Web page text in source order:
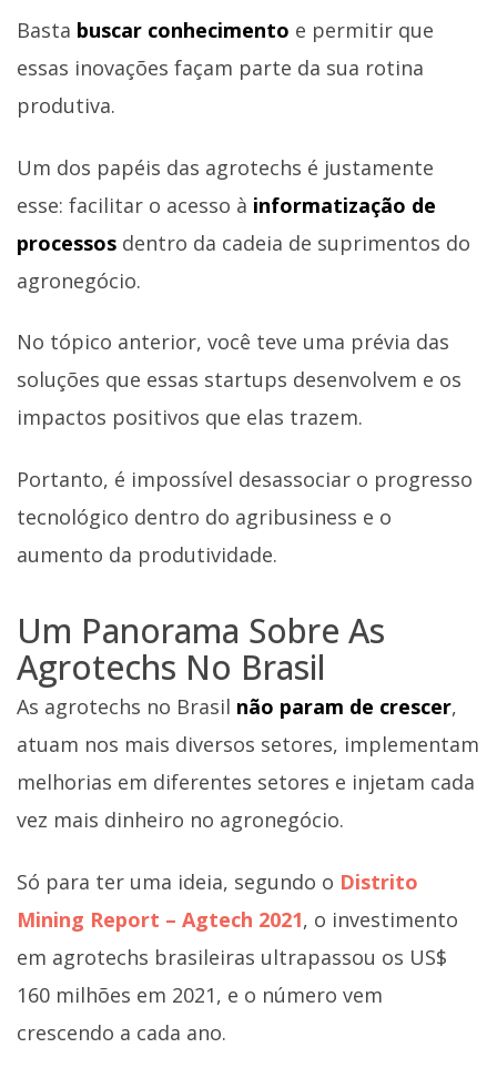
Basta buscar conhecimento e permitir que
essas inovações façam parte da sua rotina
produtiva.
Um dos papéis das agrotechs é justamente
esse: facilitar o acesso à informatização de
processos dentro da cadeia de suprimentos do
agronegócio.
No tópico anterior, você teve uma prévia das
soluções que essas startups desenvolvem e os
impactos positivos que elas trazem.
Portanto, é impossível desassociar o progresso
tecnológico dentro do agribusiness e o
aumento da produtividade.
Um Panorama Sobre As
Agrotechs No Brasil
As agrotechs no Brasil não param de crescer,
atuam nos mais diversos setores, implementam
melhorias em diferentes setores e injetam cada
vez mais dinheiro no agronegócio.
Só para ter uma ideia, segundo o Distrito
Mining Report – Agtech 2021, o investimento
em agrotechs brasileiras ultrapassou os US$
160 milhões em 2021, e o número vem
crescendo a cada ano.